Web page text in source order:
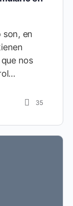
son, en
nos
35